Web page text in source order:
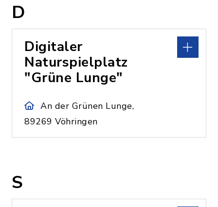
D
Digitaler
Naturspielplatz
"Grüne Lunge"
An der Grünen Lunge,
89269 Vöhringen
S